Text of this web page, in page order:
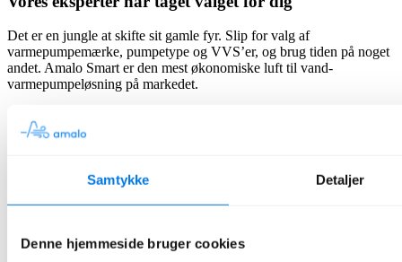
Samtykke Detaljer
Denne hjemmeside bruger cookies
Det er en jungle at skifte sit gamle fyr. Slip for valg af
varmepumpemærke, pumpetype og VVS’er, og brug tiden på noget
andet. Amalo Smart er den mest økonomiske luft til vand-
varmepumpeløsning på markedet.